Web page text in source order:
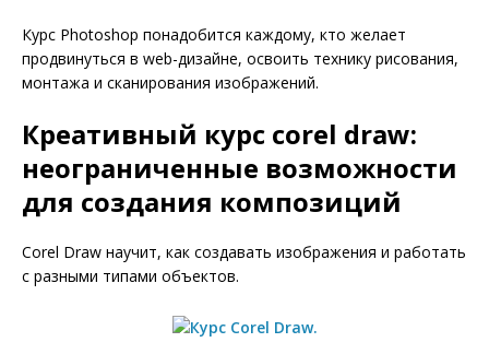
Курс Photoshop понадобится каждому, кто желает
продвинуться в web-дизайне, освоить технику рисования,
монтажа и сканирования изображений.
Креативный курс corel draw:
неограниченные возможности
для создания композиций
Corel Draw научит, как создавать изображения и работать
с разными типами объектов.